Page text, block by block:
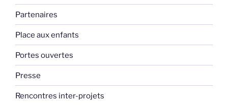
Partenaires
Place aux enfants
Portes ouvertes
Presse
Rencontres inter-projets